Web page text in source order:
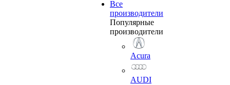
Все
производители
Популярные
производители
Acura
AUDI